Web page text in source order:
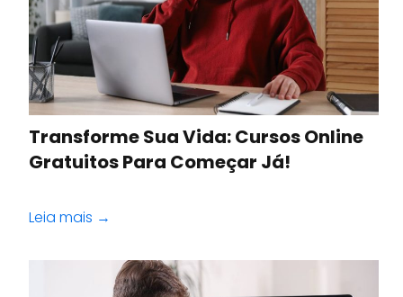
Transforme Sua Vida: Cursos Online
Gratuitos Para Começar Já!
Leia mais →